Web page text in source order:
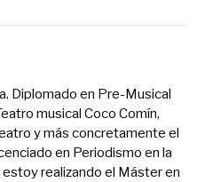
Diplomado en Pre-Musical
musical Coco Comín,
y más concretamente el
en Periodismo en la
realizando el Máster en